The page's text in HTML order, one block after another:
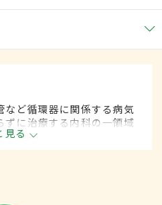
など循環器に関係する病気
ずに治療する内科の一領域
前は、循環器科と呼ばれ
見る